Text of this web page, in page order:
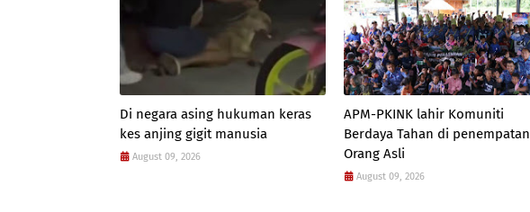
Di negara asing hukuman keras
kes anjing gigit manusia
August 09, 2026
APM-PKINK lahir Komuniti
Berdaya Tahan di penempatan
Orang Asli
August 09, 2026